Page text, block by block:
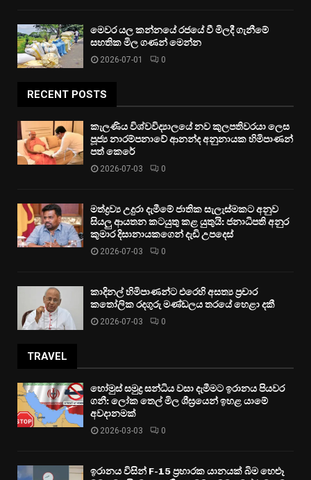
මෙවර යල කන්නයේ රජයේ වී මිලදී ගැනීමේ
සහතික මිල ගණන් මෙන්න
2026-07-01 0
RECENT POSTS
කැලණිය විශ්වවිද්‍යාලයේ නව කුලපතිවරයා ලෙස
පූජ්‍ය නාරම්පනාවේ ආනන්ද අනුනායක හිමිපාණන්
පත් කෙරේ
2026-07-03 0
මත්ද්‍රව්‍ය උදුරා දැමීමේ ජාතික සැලැස්මකට අනුව
සියලු ආයතන කටයුතු කළ යුතුයි: ජනාධිපති අනුර
කුමාර දිසානායකගෙන් දැඩි උපදෙස්
2026-07-03 0
කාදිනල් හිමිපාණන්ට එරෙහි අසත්‍ය ප්‍රචාර
කතෝලික රදගුරු මණ්ඩලය තරයේ හෙළා දකී
2026-07-03 0
TRAVEL
හෝමුස් සමුද්‍ර සන්ධිය වසා දැමීමට ඉරානය පියවර
ගනී: ලෝක තෙල් මිල ශීඝ්‍රයෙන් ඉහළ යාමේ
අවදානමක්
2026-03-03 0
ඉරානය විසින් F-15 ප්‍රහාරක යානයක් බිම හෙළූ